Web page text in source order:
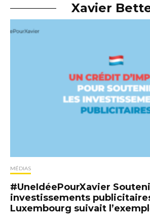
Xavier
MÉDIAS
#UneIdéePourXavier
investissements
Luxembourg suivait